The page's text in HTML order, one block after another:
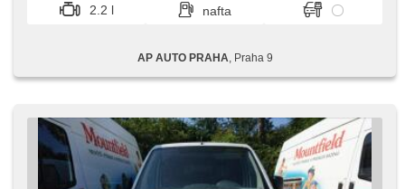
2.2 l
nafta
AP AUTO PRAHA , Praha 9